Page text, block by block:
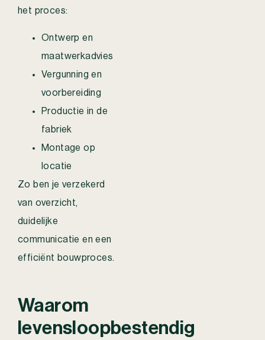
het proces:
Ontwerp en
maatwerkadvies
Vergunning en
voorbereiding
Productie in de
fabriek
Montage op
locatie
Zo ben je verzekerd
van overzicht,
duidelijke
communicatie en een
efficiënt bouwproces.
Waarom
levensloopbestendig